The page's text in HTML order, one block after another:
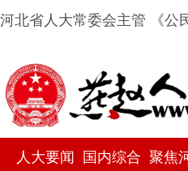
河北省人大常委会主管 《公
人大要闻 国内综合 聚焦